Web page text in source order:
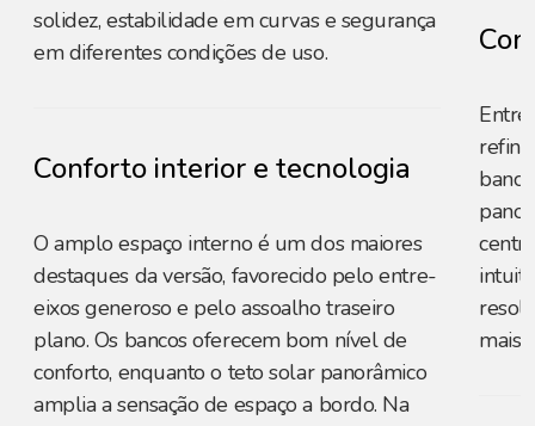
solidez, estabilidade em curvas e segurança
em diferentes condições de uso.
Conforto interior e tecnologia
O amplo espaço interno é um dos maiores
destaques da versão, favorecido pelo entre-
eixos generoso e pelo assoalho traseiro
plano. Os bancos oferecem bom nível de
conforto, enquanto o teto solar panorâmico
amplia a sensação de espaço a bordo. Na
mais